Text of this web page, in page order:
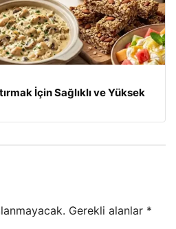
İçin Sağlıklı ve Yüksek
Gerekli alanlar *